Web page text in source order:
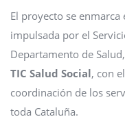
El proyecto se enmarca
impulsada por el
Departamento de
TIC Salud Social, con
coordinación de los
toda Cataluña.